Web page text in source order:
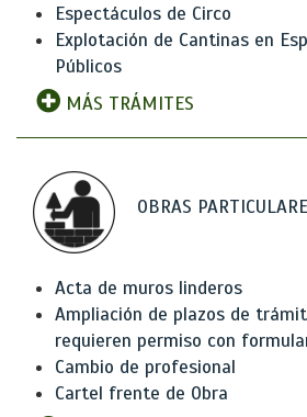
Espectáculos de Circo
Explotación de Cantinas en
Públicos
MÁS TRÁMITES
OBRAS
Acta de muros linderos
Ampliación de plazos de
requieren permiso con
Cambio de profesional
Cartel frente de Obra